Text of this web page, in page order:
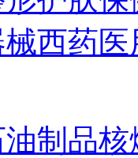
西药
制品核